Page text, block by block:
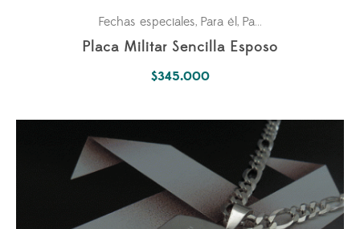
Fechas especiales, Para él, Pasiones
Placa Militar Sencilla Esposo
$345.000